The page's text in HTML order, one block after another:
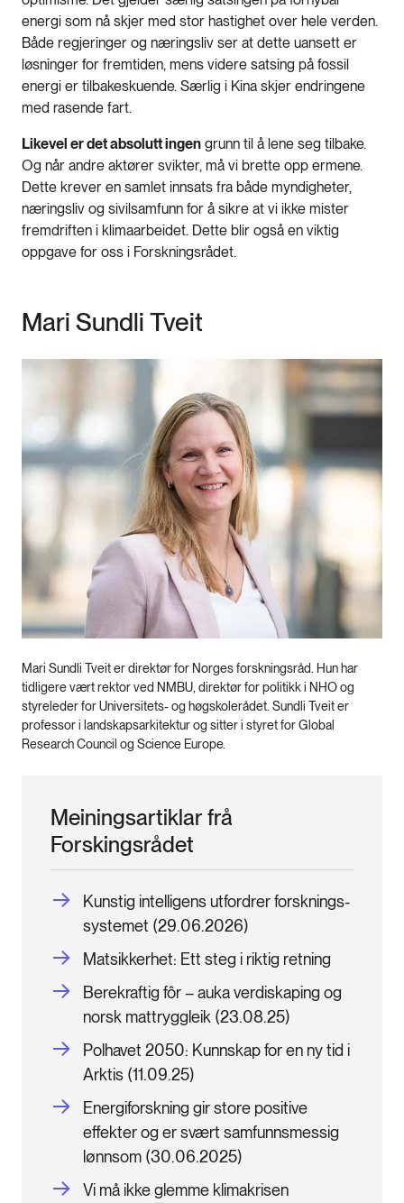
energi som nå skjer med stor hastighet over hele verden.
Både regjeringer og næringsliv ser at dette uansett er
løsninger for fremtiden, mens videre satsing på fossil
energi er tilbakeskuende. Særlig i Kina skjer endringene
med rasende fart.
Likevel er det absolutt ingen grunn til å lene seg tilbake.
Og når andre aktører svikter, må vi brette opp ermene.
Dette krever en samlet innsats fra både myndigheter,
næringsliv og sivilsamfunn for å sikre at vi ikke mister
fremdriften i klimaarbeidet. Dette blir også en viktig
oppgave for oss i Forskningsrådet.
Mari Sundli Tveit
Mari Sundli Tveit er direktør for Norges forskningsråd. Hun har
tidligere vært rektor ved NMBU, direktør for politikk i NHO og
styreleder for Universitets- og høgskolerådet. Sundli Tveit er
professor i landskapsarkitektur og sitter i styret for Global
Research Council og Science Europe.
Meiningsartiklar frå
Forskingsrådet
Kunstig intelligens utfordrer forsknings­
systemet (29.06.2026)
Matsikkerhet: Ett steg i riktig retning
Berekraftig fôr – auka verdiskaping og
norsk mattryggleik (23.08.25)
Polhavet 2050: Kunnskap for en ny tid i
Arktis (11.09.25)
Energiforskning gir store positive
effekter og er svært samfunnsmessig
lønnsom (30.06.2025)
Vi må ikke glemme klimakrisen